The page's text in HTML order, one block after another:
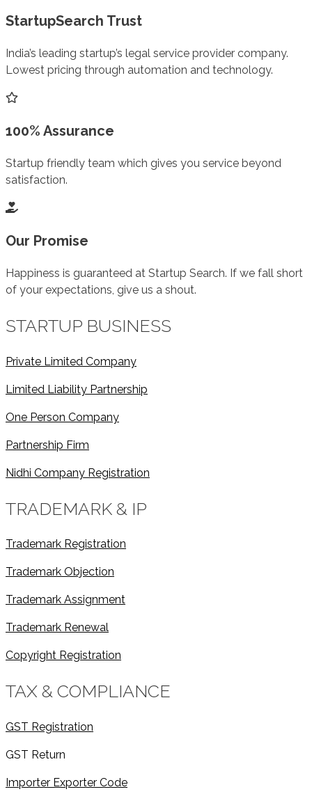
StartupSearch Trust
India’s leading startup’s legal service provider company.
Lowest pricing through automation and technology.
100% Assurance
Startup friendly team which gives you service beyond
satisfaction.
Our Promise
Happiness is guaranteed at Startup Search. If we fall short
of your expectations, give us a shout.
STARTUP BUSINESS
Private Limited Company
Limited Liability Partnership
One Person Company
Partnership Firm
Nidhi Company Registration
TRADEMARK & IP
Trademark Registration
Trademark Objection
Trademark Assignment
Trademark Renewal
Copyright Registration
TAX & COMPLIANCE
GST Registration
GST Return
Importer Exporter Code